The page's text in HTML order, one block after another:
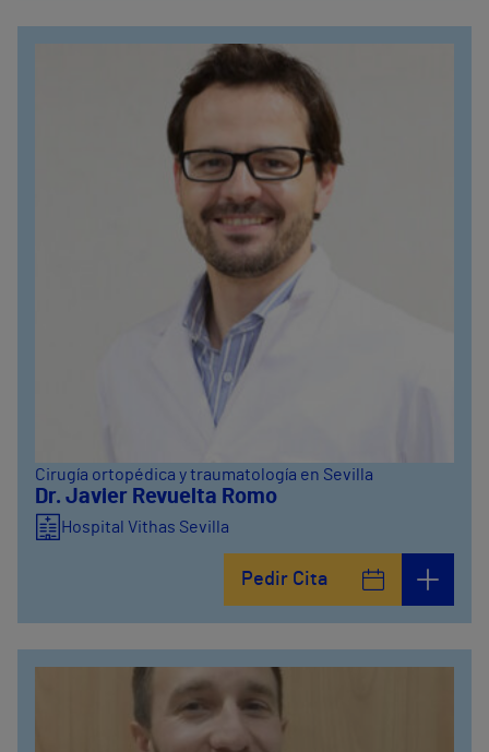
Cirugía ortopédica y traumatología en Sevilla
Dr. Javier Revuelta Romo
Hospital Vithas Sevilla
Pedir Cita